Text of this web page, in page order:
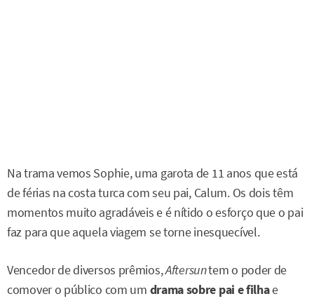
Na trama vemos Sophie, uma garota de 11 anos que está
de férias na costa turca com seu pai, Calum. Os dois têm
momentos muito agradáveis e é nítido o esforço que o pai
faz para que aquela viagem se torne inesquecível.
Vencedor de diversos prêmios,Aftersuntem o poder de
comover o público com um drama sobre pai e filhae